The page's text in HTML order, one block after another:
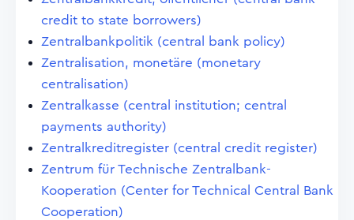
credit to state borrowers)
Zentralbankpolitik (central bank policy)
Zentralisation, monetäre (monetary
centralisation)
Zentralkasse (central institution; central
payments authority)
Zentralkreditregister (central credit register)
Zentrum für Technische Zentralbank-
Kooperation (Center for Technical Central Bank
Cooperation)